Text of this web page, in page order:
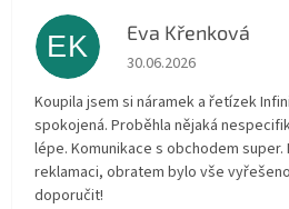
EK Eva Křenková
Die Shop-Bewertung
30.06.2026
Koupila jsem si náramek a řetízek
spokojená. Proběhla nějaká
lépe. Komunikace s obchodem super.
reklamaci, obratem bylo vše
doporučit!